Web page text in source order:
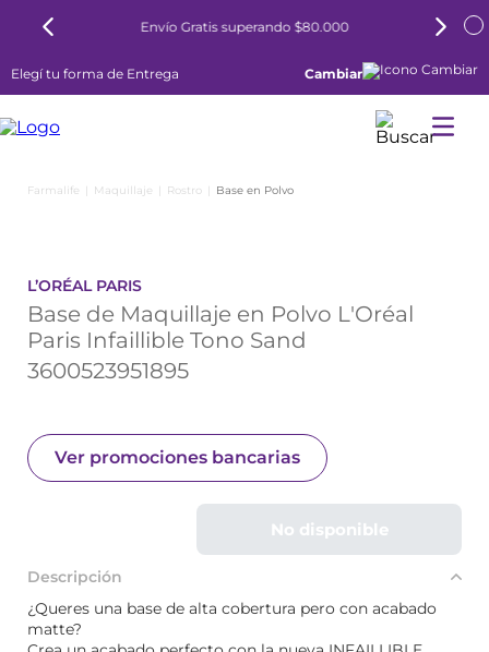
Envío Gratis superando $80.000
Elegí tu forma de Entrega Cambiar
Maquillaje Rostro Base en Polvo
L’ORÉAL PARIS
Base de Maquillaje en Polvo L'Oréal
Paris Infaillible Tono Sand
3600523951895
Ver promociones bancarias
No disponible
Descripción
¿Queres una base de alta cobertura pero con acabado
matte?